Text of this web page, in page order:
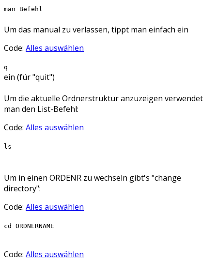
man Befehl
Um das manual zu verlassen, tippt man einfach ein
Code: Alles auswählen
q
ein (für "quit")
Um die aktuelle Ordnerstruktur anzuzeigen verwendet
man den List-Befehl:
Code: Alles auswählen
ls
Um in einen ORDENR zu wechseln gibt's "change
directory":
Code: Alles auswählen
cd ORDNERNAME
Code: Alles auswählen